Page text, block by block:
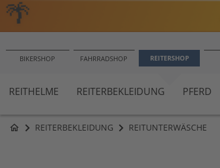
🌴
BIKERSHOP FAHRRADSHOP REITERSHOP
REITHELME REITERBEKLEIDUNG PFERD
home REITERBEKLEIDUNG REITUNTERWÄSCHE